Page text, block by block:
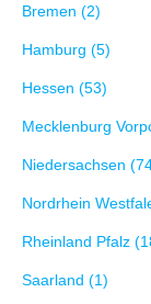
Bremen (2)
Hamburg (5)
Hessen (53)
Mecklenburg
Niedersachsen
Nordrhein
Rheinland Pfalz
Saarland (1)